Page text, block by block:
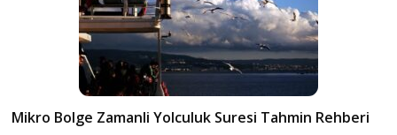
Mikro Bolge Zamanli Yolculuk Suresi Tahmin Rehberi